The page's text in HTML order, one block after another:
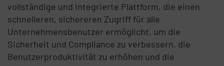
vollständige und integrierte Plattform, die einen
schnelleren, sichereren Zugriff für alle
Unternehmensbenutzer ermöglicht, um die
Sicherheit und Compliance zu verbessern, die
Benutzerproduktivität zu erhöhen und die